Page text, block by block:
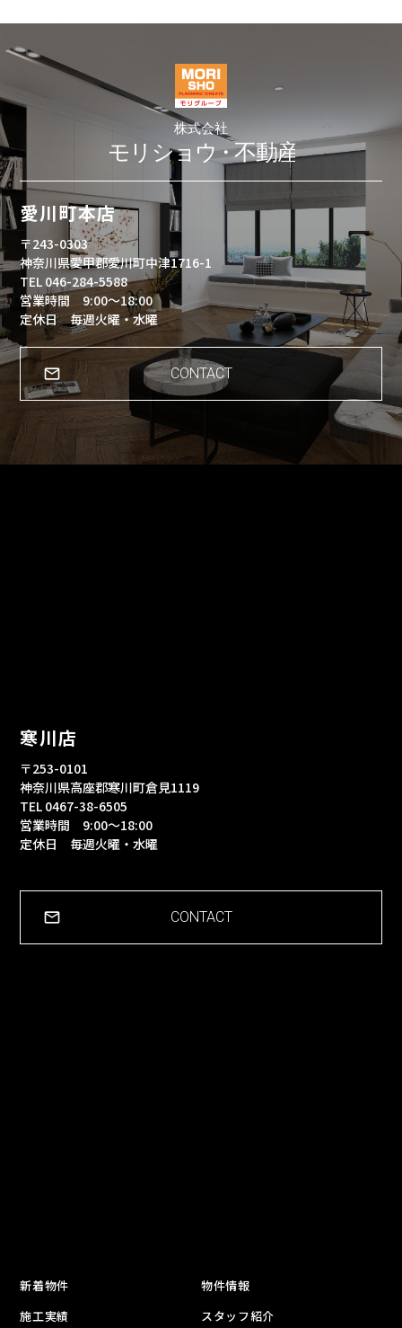
愛川町本店
〒243-0303
神奈川県愛甲郡愛川町中津1716-1
TEL 046-284-5588
営業時間 9:00～18:00
定休日 毎週火曜・水曜
CONTACT
寒川店
〒253-0101
神奈川県高座郡寒川町倉見1119
TEL 0467-38-6505
営業時間 9:00～18:00
定休日 毎週火曜・水曜
CONTACT
新着物件
物件情報
施工実績
スタッフ紹介